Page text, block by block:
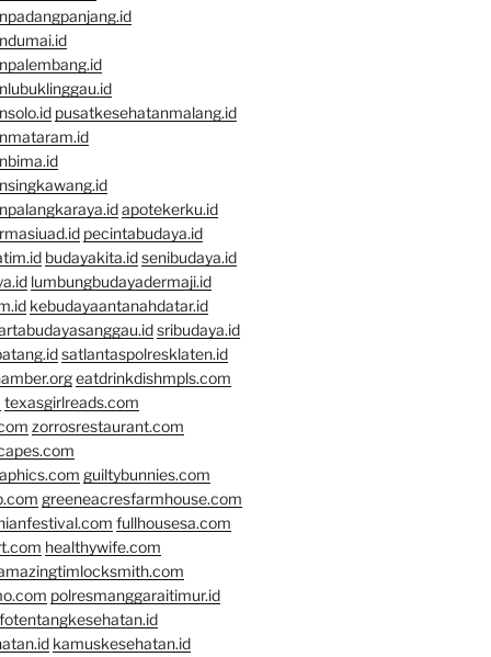
pusatkesehatanmalang.id
apotekerku.id
pecintabudaya.id
budayakita.id senibudaya.id
lumbungbudayadermaji.id
kebudayaantanahdatar.id
sribudaya.id
satlantaspolresklaten.id
eatdrinkdishmpls.com
texasgirlreads.com
zorrosrestaurant.com
guiltybunnies.com
greeneacresfarmhouse.com
fullhousesa.com
healthywife.com
polresmanggaraitimur.id
kamuskesehatan.id